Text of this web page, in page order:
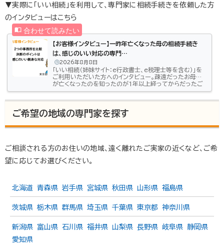
▼実際に「いい相続」を利用して、専門家に相続手続きを依頼した方
のインタビューはこちら
【お客様インタビュー】一昨年亡くなった母の相続手続き
は、感じのいい対応の専門…
2026年8月8日
「いい相続（姉妹サイト：e行政書士、e税理士等を含む）」を
ご利用いただいた方へのインタビュー。疎遠だったお母様
が亡くなったのを知ったのが1年以上経ってからだったご
相談者様（東京都/40代女性）どのように相続のお悩みを
続手続き──相続についてどのようなお悩みがあったの
でしょうか。母が亡くなったことを知ったのは去年でした。
一昨年、亡くなったそうです。去年いとこからの連絡で知り
ご希望の地域の専門家を探す
ご相談される方のお住いの地域、遠く離れたご実家の近くなど、ご希
望に応じてお選びください。
北海道 青森県 岩手県 宮城県 秋田県 山形県 福島県
茨城県 栃木県 群馬県 埼玉県 千葉県 東京都 神奈川県
新潟県 富山県 石川県 福井県 山梨県 長野県 岐阜県 静岡県
愛知県